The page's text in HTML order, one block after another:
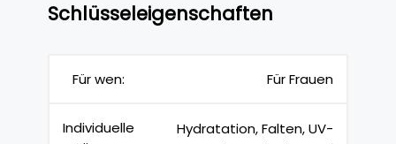
Schlüsseleigenschaften
Für wen: Für Frauen
Individuelle
Hydratation, Falten, UV-